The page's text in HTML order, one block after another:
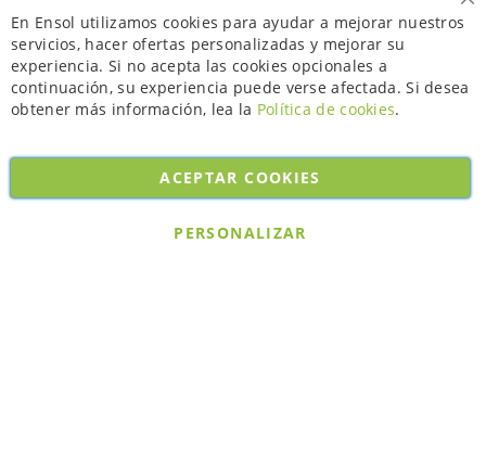
Copyright © 2026. All rights reserved. Powered byBobaly Partners.
En Ensol utilizamos cookies para ayudar a mejorar nuestros
servicios, hacer ofertas personalizadas y mejorar su
experiencia. Si no acepta las cookies opcionales a
continuación, su experiencia puede verse afectada. Si desea
obtener más información, lea la Política de cookies.
ACEPTAR COOKIES
PERSONALIZAR